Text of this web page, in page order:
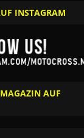
INSTAGRAM
AUF